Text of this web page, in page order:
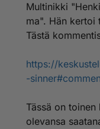
On siellä hienoa
hengellä ja
jeesuksellekin,
Multinikki
ma". Hän kertoi
Tästä
https://
-
Tässä on
olevansa